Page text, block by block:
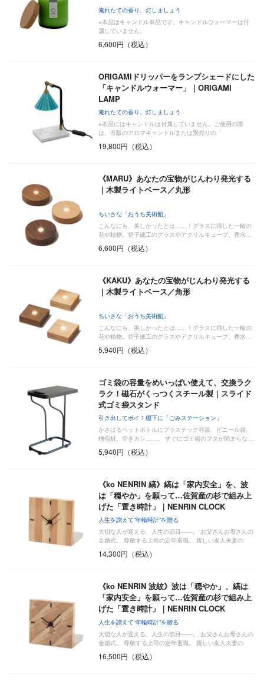
淹れたての香り、灯しましょう
※本品はキャンドル単品です。キャンドルウォーマーは付
属していません。
6,600円（税込）
ORIGAMIドリッパーをランプシェードにした
「キャンドルウォーマー」｜ORIGAMI
LAMP
淹れたての香り、灯しましょう
※本品にはキャンドルは付属していません。ご使用の際
は、市販のアロマキャンドルまたは別売りの「
19,800円（税込）
《MARU》あなたの宝物がじんわり発光する
｜木製ライトベース／丸形
ちいさな「おうち美術館」
こんなにも、美しかったとは……！グラスに挿した一輪の
花や植物。切子細工のグラスやアクリルキューブ、香水…
6,600円（税込）
《KAKU》あなたの宝物がじんわり発光する
｜木製ライトベース／角形
ちいさな「おうち美術館」
こんなにも、美しかったとは……！グラスに挿した一輪の
花や植物。切子細工のグラスやアクリルキューブ、香水…
5,940円（税込）
ゴミ袋の容量をめいっぱい使えて、交換ラク
ラク！磁石がくっつくスチール製｜スライド
式ゴミ袋スタンド
引き出してポイ！棚下に「ごみステーション」
かさばるペットボトルにプラスチック容器、ビニール袋、
梱包材、空きカン……。 すぐにゴミ箱のフタが閉まらな…
5,940円（税込）
《ko NENRIN 縞》縞は「家内安全」を、波
は「穏やか」を願って…佐賀産の杉で組み上
げた「置き時計」｜NENRIN CLOCK
人生を讃えて“年輪時計”を贈る
大切な人が迎える、人生の節目――。 お父さんお母さんの
金婚式。 尊敬する上司の定年退職。 親しい友人夫妻の
14,300円（税込）
《ko NENRIN 波紋》波は「穏やか」、縞は
「家内安全」を願って…佐賀産の杉で組み上
げた「置き時計」｜NENRIN CLOCK
人生を讃えて“年輪時計”を贈る
大切な人が迎える、人生の節目――。 お父さんお母さんの
金婚式。 尊敬する上司の定年退職。 親しい友人夫妻の
16,500円（税込）